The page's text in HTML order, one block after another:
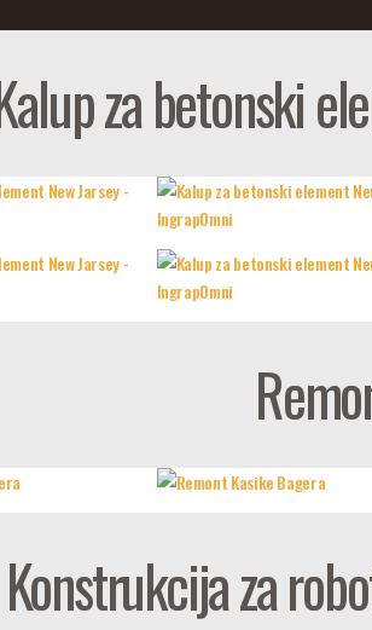
za betonski
Konstrukcija za